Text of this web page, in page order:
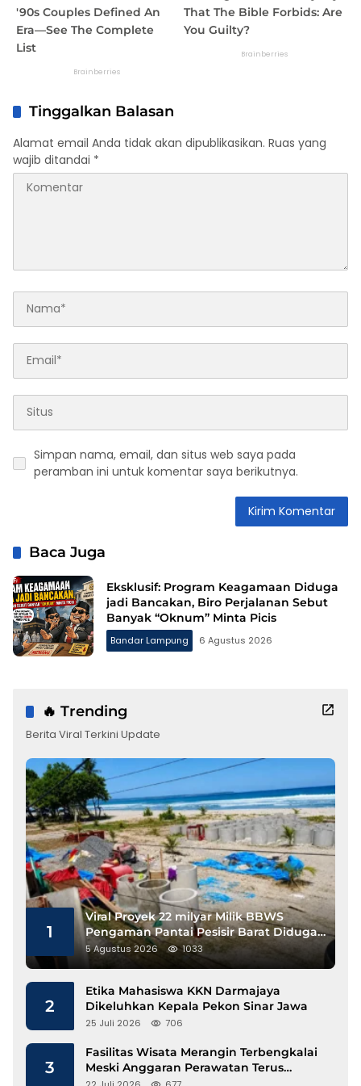
Tinggalkan Balasan
Alamat email Anda tidak akan dipublikasikan. Ruas yang
wajib ditandai *
Simpan nama, email, dan situs web saya pada
peramban ini untuk komentar saya berikutnya.
Baca Juga
Eksklusif: Program Keagamaan Diduga
jadi Bancakan, Biro Perjalanan Sebut
Banyak “Oknum” Minta Picis
Bandar Lampung 6 Agustus 2026
🔥 Trending
Berita Viral Terkini Update
1
Viral Proyek 22 milyar Milik BBWS
Pengaman Pantai Pesisir Barat Diduga
Gunakan Besi Banci
5 Agustus 2026 1033
2
Etika Mahasiswa KKN Darmajaya
Dikeluhkan Kepala Pekon Sinar Jawa
25 Juli 2026 706
3
Fasilitas Wisata Merangin Terbengkalai
Meski Anggaran Perawatan Terus
Mengalir